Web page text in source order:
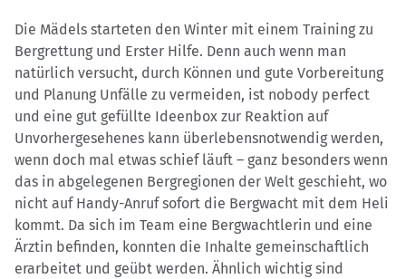
Die Mädels starteten den Winter mit einem Training zu
Bergrettung und Erster Hilfe. Denn auch wenn man
natürlich versucht, durch Können und gute Vorbereitung
und Planung Unfälle zu vermeiden, ist nobody perfect
und eine gut gefüllte Ideenbox zur Reaktion auf
Unvorhergesehenes kann überlebensnotwendig werden,
wenn doch mal etwas schief läuft – ganz besonders wenn
das in abgelegenen Bergregionen der Welt geschieht, wo
nicht auf Handy-Anruf sofort die Bergwacht mit dem Heli
kommt. Da sich im Team eine Bergwachtlerin und eine
Ärztin befinden, konnten die Inhalte gemeinschaftlich
erarbeitet und geübt werden. Ähnlich wichtig sind